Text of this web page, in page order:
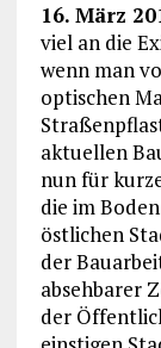
16. März
viel an die
wenn man
optischen
aktuellen
nun für
die im
östlichen
der
absehbarer
der